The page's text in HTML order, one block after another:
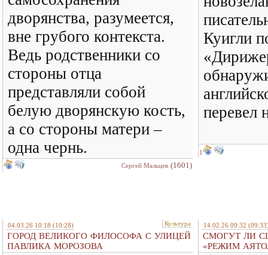
дворянства, разумеется,
вне грубого контекста.
Ведь родственники со
стороны отца
представляли собой
белую дворянскую кость,
а со стороны матери –
одна чернь.
Сергей Мальцев (1601)
Куигли
перевел
1
04.03.26 10:18 (10:28) Культура
ГОРОД ВЕЛИКОГО ФИЛОСОФА С УЛИЦЕЙ
ПАВЛИКА МОРОЗОВА
14.02.26 09:32
СМОГУТ ЛИ
«РЕЖИМ